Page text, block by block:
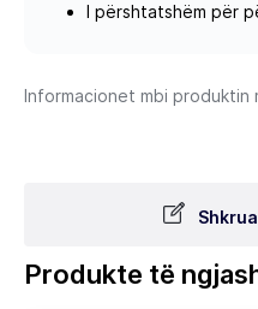
I përshtatshëm për
Informacionet mbi produktin
Produkte të